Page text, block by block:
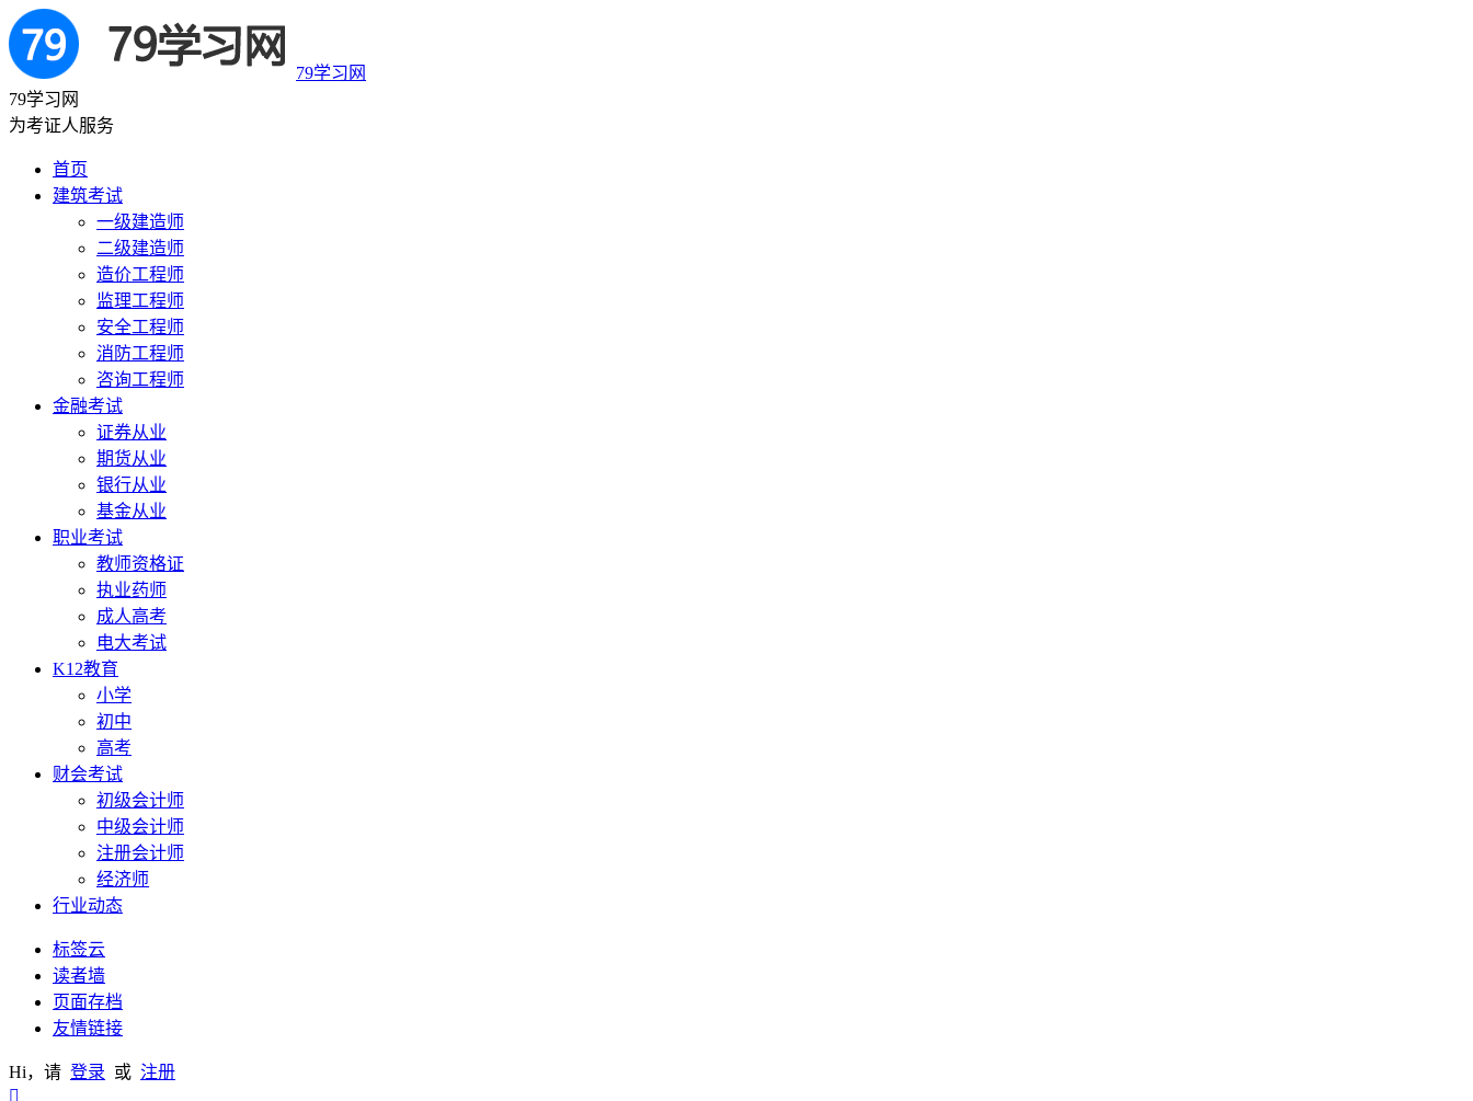
79学习网
79学习网
为考证人服务
首页
建筑考试
一级建造师
二级建造师
造价工程师
监理工程师
安全工程师
消防工程师
咨询工程师
金融考试
证券从业
期货从业
银行从业
基金从业
职业考试
教师资格证
执业药师
成人高考
电大考试
K12教育
小学
初中
高考
财会考试
初级会计师
中级会计师
注册会计师
经济师
行业动态
标签云
读者墙
页面存档
友情链接
Hi，请 登录 或 注册
